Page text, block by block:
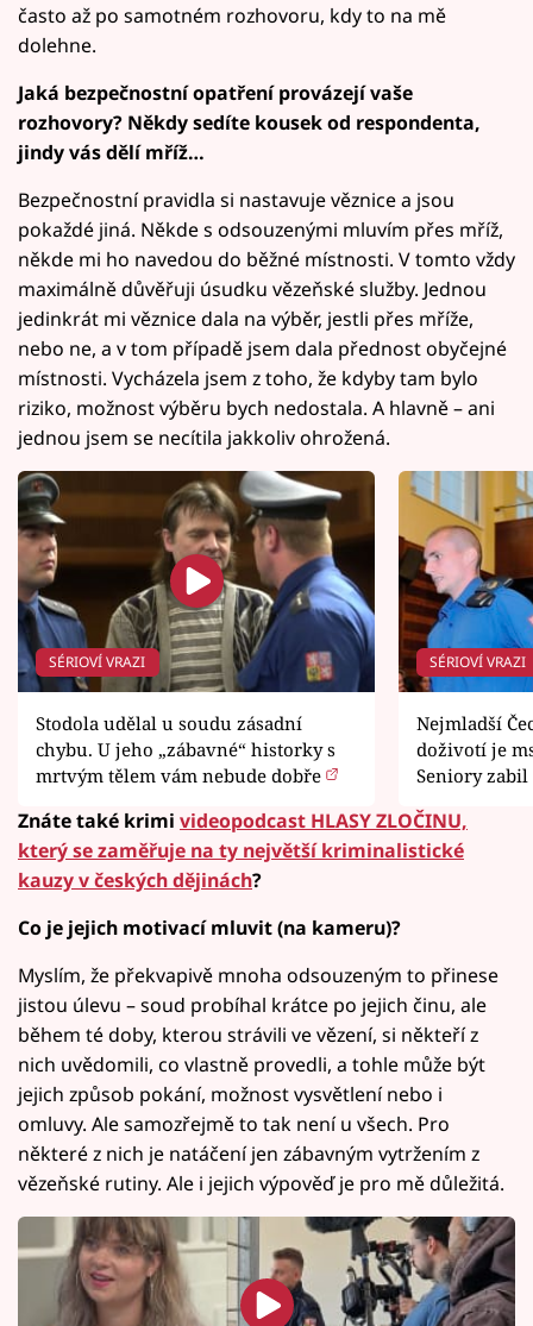
často až po samotném rozhovoru, kdy to na mě
dolehne.
Jaká bezpečnostní opatření provázejí vaše
rozhovory? Někdy sedíte kousek od respondenta,
jindy vás dělí mříž…
Bezpečnostní pravidla si nastavuje věznice a jsou
pokaždé jiná. Někde s odsouzenými mluvím přes mříž,
někde mi ho navedou do běžné místnosti. V tomto vždy
maximálně důvěřuji úsudku vězeňské služby. Jednou
jedinkrát mi věznice dala na výběr, jestli přes mříže,
nebo ne, a v tom případě jsem dala přednost obyčejné
místnosti. Vycházela jsem z toho, že kdyby tam bylo
riziko, možnost výběru bych nedostala. A hlavně – ani
jednou jsem se necítila jakkoliv ohrožená.
SÉRIOVÍ VRAZI
Stodola udělal u soudu zásadní
chybu. U jeho „zábavné“ historky s
mrtvým tělem vám nebude dobře
SÉRIOVÍ VRAZI
Nejmladší
doživotí je
Seniory zabil
Znáte také krimi videopodcast HLASY ZLOČINU,
který se zaměřuje na ty největší kriminalistické
kauzy v českých dějinách?
Co je jejich motivací mluvit (na kameru)?
Myslím, že překvapivě mnoha odsouzeným to přinese
jistou úlevu – soud probíhal krátce po jejich činu, ale
během té doby, kterou strávili ve vězení, si někteří z
nich uvědomili, co vlastně provedli, a tohle může být
jejich způsob pokání, možnost vysvětlení nebo i
omluvy. Ale samozřejmě to tak není u všech. Pro
některé z nich je natáčení jen zábavným vytržením z
vězeňské rutiny. Ale i jejich výpověď je pro mě důležitá.